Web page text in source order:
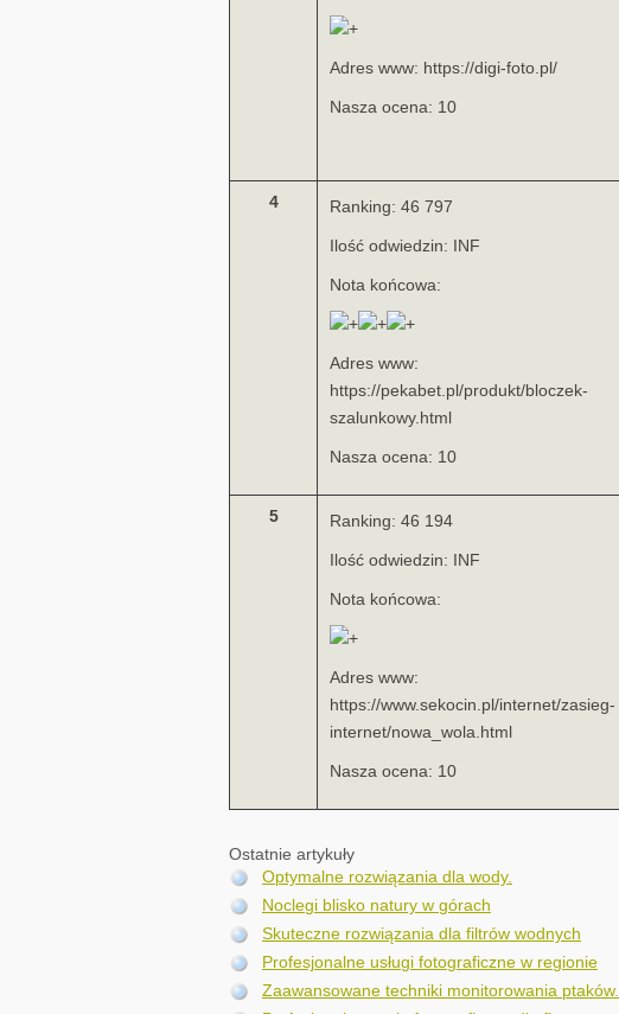
Adres www: https://digi-foto.pl/
Nasza ocena: 10
4 Ranking: 46 797
Ilość odwiedzin: INF
Nota końcowa:
Adres www:
https://pekabet.pl/produkt/bloczek-
szalunkowy.html
Nasza ocena: 10
5 Ranking: 46 194
Ilość odwiedzin: INF
Nota końcowa:
Adres www:
https://www.sekocin.pl/internet/zasieg-
internet/nowa_wola.html
Nasza ocena: 10
Ostatnie artykuły
Optymalne rozwiązania dla wody.
Noclegi blisko natury w górach
Skuteczne rozwiązania dla filtrów wodnych
Profesjonalne usługi fotograficzne w regionie
Zaawansowane techniki monitorowania ptaków.